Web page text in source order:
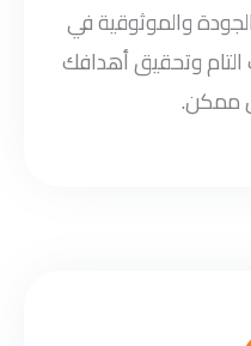
والموثوقية في
التام وتحقيق أهدافك
ممكن.